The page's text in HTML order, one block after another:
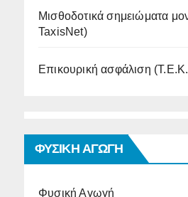
Μισθοδοτικά σημειώματα
TaxisNet)
Επικουρική ασφάλιση
ΦΥΣΙΚΗ ΑΓΩΓΗ
Φυσική Αγωγή